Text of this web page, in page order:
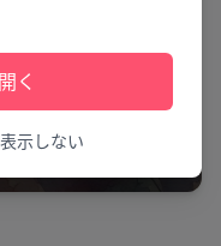
く
示しない
おどり